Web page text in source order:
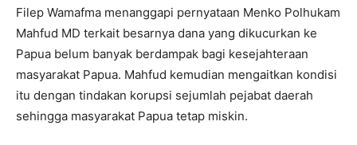
Filep Wamafma menanggapi pernyataan Menko Polhukam
Mahfud MD terkait besarnya dana yang dikucurkan ke
Papua belum banyak berdampak bagi kesejahteraan
masyarakat Papua. Mahfud kemudian mengaitkan kondisi
itu dengan tindakan korupsi sejumlah pejabat daerah
sehingga masyarakat Papua tetap miskin.